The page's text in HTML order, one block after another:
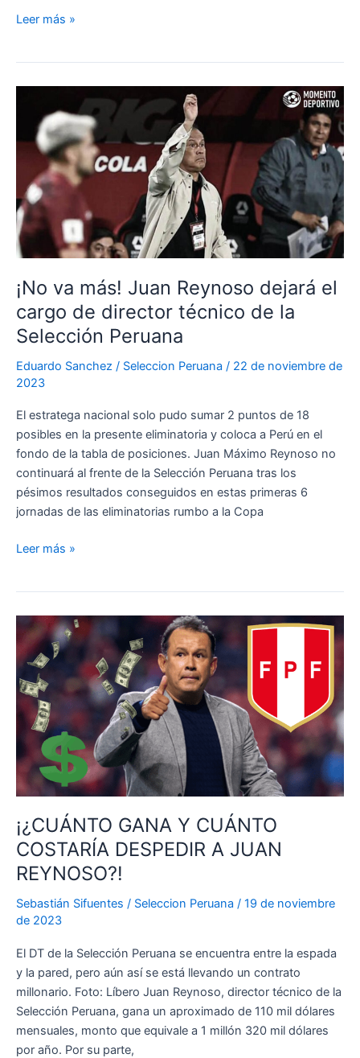
¡Se
Reynoso
renunciará
desea
continuar
al
frente
la
Selección
Peruana
Leer más »
¡No va más! Juan Reynoso dejará el
cargo de director técnico de la
Selección Peruana
Eduardo Sanchez / Seleccion Peruana / 22 de noviembre de
2023
El estratega nacional solo pudo sumar 2 puntos de 18
posibles en la presente eliminatoria y coloca a Perú en el
fondo de la tabla de posiciones. Juan Máximo Reynoso no
continuará al frente de la Selección Peruana tras los
pésimos resultados conseguidos en estas primeras 6
jornadas de las eliminatorias rumbo a la Copa
¡No
Reynoso
dejará
el
cargo
director
técnico
de
la
Selección
Peruana
Leer más »
¡¿CUÁNTO GANA Y CUÁNTO
COSTARÍA DESPEDIR A JUAN
REYNOSO?!
Sebastián Sifuentes / Seleccion Peruana / 19 de noviembre
de 2023
El DT de la Selección Peruana se encuentra entre la espada
y la pared, pero aún así se está llevando un contrato
millonario. Foto: Líbero Juan Reynoso, director técnico de la
Selección Peruana, gana un aproximado de 110 mil dólares
mensuales, monto que equivale a 1 millón 320 mil dólares
por año. Por su parte,